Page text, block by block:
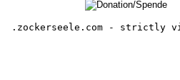
.zockerseele.com - strictly